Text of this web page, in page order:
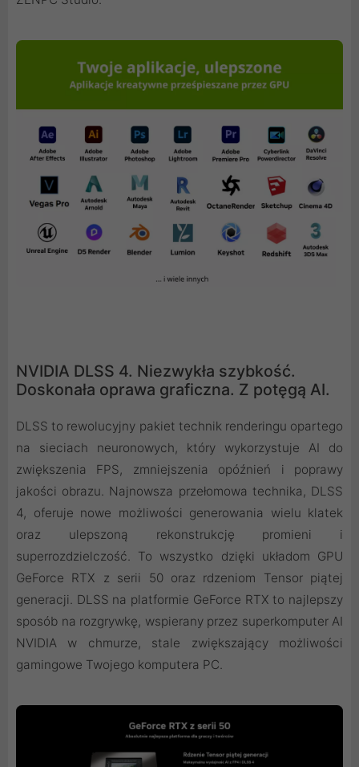
NVIDIA DLSS 4. Niezwykła szybkość.
Doskonała oprawa graficzna. Z potęgą AI.
DLSS to rewolucyjny pakiet technik renderingu opartego
na sieciach neuronowych, który wykorzystuje AI do
zwiększenia FPS, zmniejszenia opóźnień i poprawy
jakości obrazu. ‌Najnowsza przełomowa technika, DLSS
4, oferuje nowe możliwości generowania wielu klatek
oraz ulepszoną rekonstrukcję promieni i
superrozdzielczość. To wszystko dzięki układom GPU
GeForce RTX z serii 50 oraz rdzeniom Tensor piątej
generacji. DLSS na platformie GeForce RTX to najlepszy
sposób na rozgrywkę, wspierany przez superkomputer AI
NVIDIA w chmurze, stale zwiększający możliwości
gamingowe Twojego komputera PC.